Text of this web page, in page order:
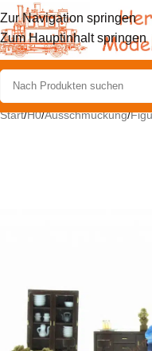
Zur Navigation springen
Zum Hauptinhalt springen
Start/H0/Ausschmückung/